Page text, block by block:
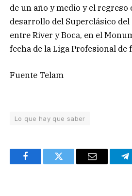
de un año y medio y el regreso
desarrollo del Superclásico
entre River y Boca, en el
fecha de la Liga Profesional de
Fuente Telam
Lo que hay que saber
FacebookTwitter Email